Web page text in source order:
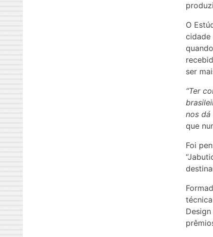
O
cidade
ser
“Ter
nos dá
que
Foi